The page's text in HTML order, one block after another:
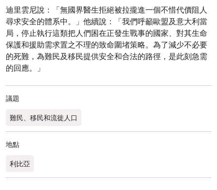
迪里雲尼說：「無國界醫生拒絕被拉攏進一個不惜代價阻人
尋求安全的體系中。」他續說：「我們呼籲歐盟及意大利當
局，停止執行這類把人們困在正發生戰事的國家、對其生命
保護和援助需求置之不理的致命圍堵策略。為了減少不必要
的死難，為難民及移民提供安全和合法的路徑，是此刻急需
的回應。」
議題
難民、移民和流徙人口
地點
利比亞